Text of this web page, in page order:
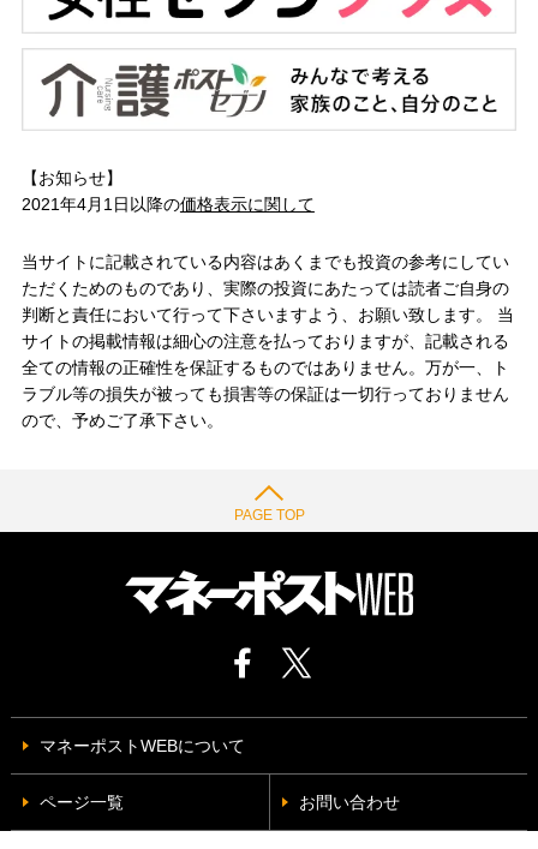
【お知らせ】
2021年4月1日以降の価格表示に関して
当サイトに記載されている内容はあくまでも投資の参考にしてい
ただくためのものであり、実際の投資にあたっては読者ご自身の
判断と責任において行って下さいますよう、お願い致します。 当
サイトの掲載情報は細心の注意を払っておりますが、記載される
全ての情報の正確性を保証するものではありません。万が一、ト
ラブル等の損失が被っても損害等の保証は一切行っておりません
ので、予めご了承下さい。
PAGE TOP
マネーポストWEBについて
ページ一覧 お問い合わせ